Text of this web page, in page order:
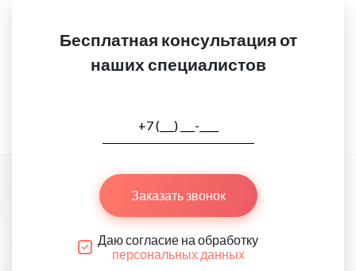
Бесплатная консультация от
наших специалистов
Заказать звонок
Даю согласие на обработку
персональных данных